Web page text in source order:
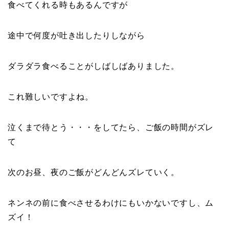
食べてくれる時もあるんですが
途中で何度が吐き出したりしながら
ダラダラ食べることがしばしばありました。
これ難しいですよね。
泣くまで待とう・・・をしてたら、ご飯の時間がズレ
て
次のお昼、夜のご飯がどんどんズレていく。
ネンネの前に食べさせるわけにもいかないですし、ム
ズイ！